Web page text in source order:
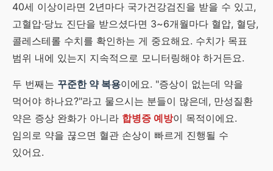
40세 이상이라면 2년마다 국가건강검진을 받을 수 있고,
고혈압·당뇨 진단을 받으셨다면 3~6개월마다 혈압, 혈당,
콜레스테롤 수치를 확인하는 게 중요해요. 수치가 목표
범위 내에 있는지 지속적으로 모니터링해야 하거든요.
두 번째는 꾸준한 약 복용이에요. "증상이 없는데 약을
먹어야 하나요?"라고 물으시는 분들이 많은데, 만성질환
약은 증상 완화가 아니라 합병증 예방이 목적이에요.
임의로 약을 끊으면 혈관 손상이 빠르게 진행될 수
있어요.